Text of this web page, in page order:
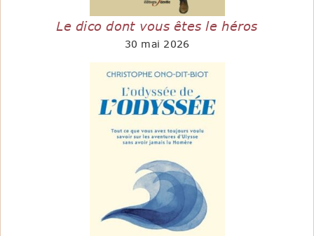
Le dico dont vous êtes le héros
30 mai 2026